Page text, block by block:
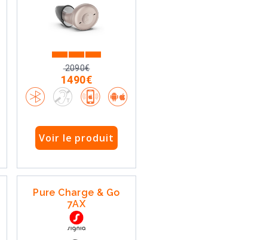
2090€
1490€
Voir le produit
Pure Charge & Go
7AX